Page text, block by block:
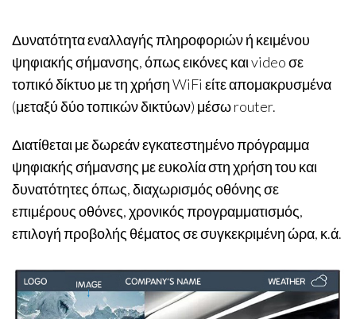
Δυνατότητα εναλλαγής πληροφοριών ή κειμένου
ψηφιακής σήμανσης, όπως εικόνες και video σε
τοπικό δίκτυο με τη χρήση WiFi είτε απομακρυσμένα
(μεταξύ δύο τοπικών δικτύων) μέσω router.
Διατίθεται με δωρεάν εγκατεστημένο πρόγραμμα
ψηφιακής σήμανσης με ευκολία στη χρήση του και
δυνατότητες όπως, διαχωρισμός οθόνης σε
επιμέρους οθόνες, χρονικός προγραμματισμός,
επιλογή προβολής θέματος σε συγκεκριμένη ώρα, κ.ά.